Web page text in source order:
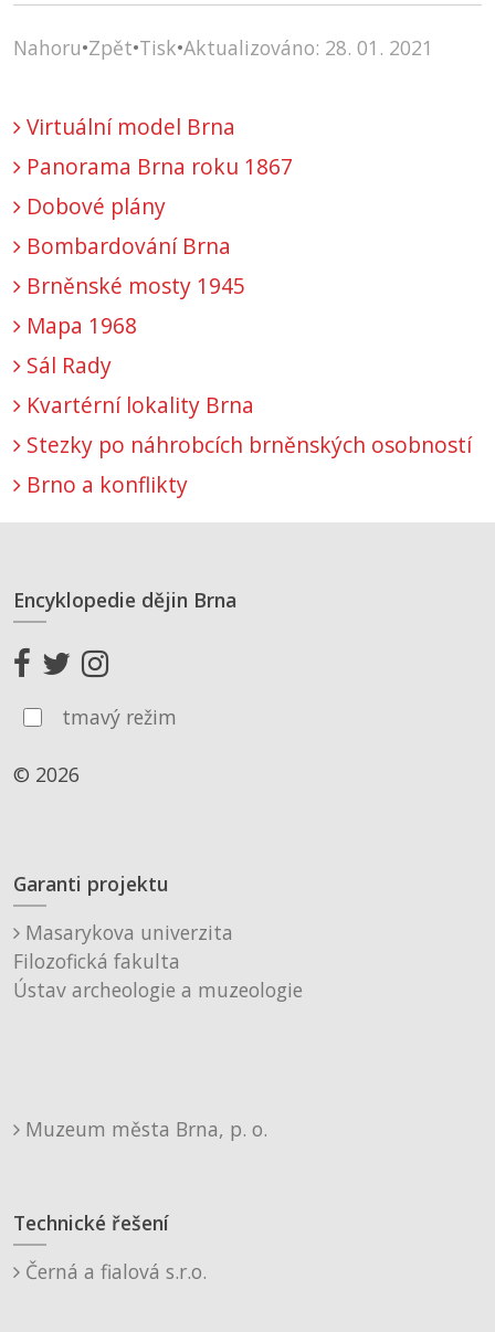
Nahoru•Zpět•Tisk•Aktualizováno: 28. 01. 2021
Virtuální model Brna
Panorama Brna roku 1867
Dobové plány
Bombardování Brna
Brněnské mosty 1945
Mapa 1968
Sál Rady
Kvartérní lokality Brna
Stezky po náhrobcích brněnských osobností
Brno a konflikty
Encyklopedie dějin Brna
tmavý režim
© 2026
Garanti projektu
Masarykova univerzita
Filozofická fakulta
Ústav archeologie a muzeologie
Muzeum města Brna, p. o.
Technické řešení
Černá a fialová s.r.o.